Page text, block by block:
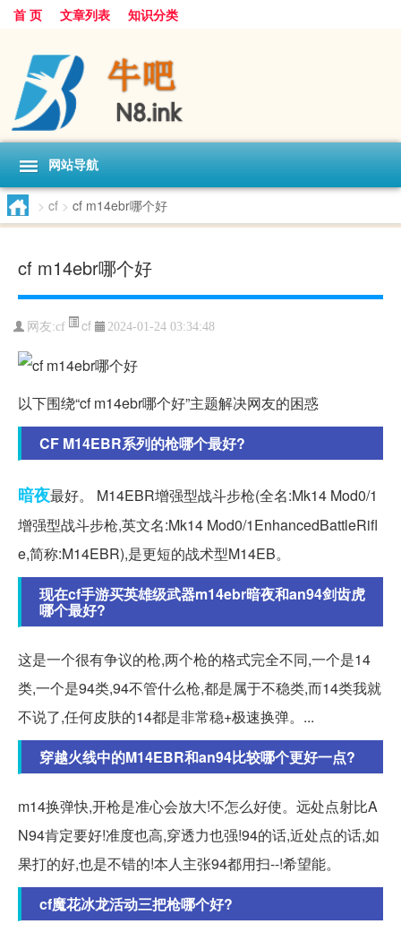
首 页 文章列表 知识分类
网站导航
> cf > cf m14ebr哪个好
cf m14ebr哪个好
网友:cf cf 2024-01-24 03:34:48
以下围绕“cf m14ebr哪个好”主题解决网友的困惑
CF M14EBR系列的枪哪个最好?
暗夜最好。 M14EBR增强型战斗步枪(全名:Mk14 Mod0/1
增强型战斗步枪,英文名:Mk14 Mod0/1EnhancedBattleRifl
e,简称:M14EBR),是更短的战术型M14EB。
现在cf手游买英雄级武器m14ebr暗夜和an94剑齿虎
哪个最好?
这是一个很有争议的枪,两个枪的格式完全不同,一个是14
类,一个是94类,94不管什么枪,都是属于不稳类,而14类我就
不说了,任何皮肤的14都是非常稳+极速换弹。...
穿越火线中的M14EBR和an94比较哪个更好一点?
m14换弹快,开枪是准心会放大!不怎么好使。远处点射比A
N94肯定要好!准度也高,穿透力也强!94的话,近处点的话,如
果打的好,也是不错的!本人主张94都用扫--!希望能。
cf魔花冰龙活动三把枪哪个好?